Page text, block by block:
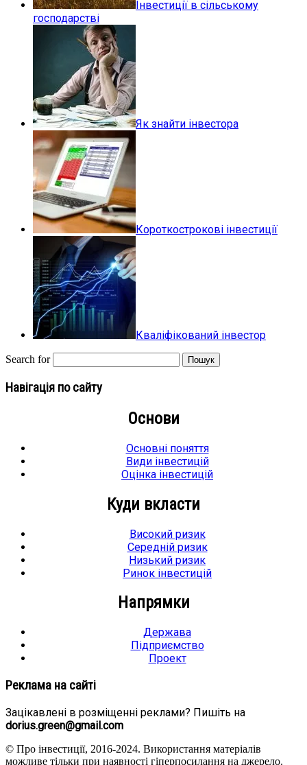
Інвестиції в сільському
господарстві
Як знайти інвестора
Короткострокові інвестиції
Кваліфікований інвестор
Search for
Навігація по сайту
Основи
Основні поняття
Види інвестицій
Оцінка інвестицій
Куди вкласти
Високий ризик
Середній ризик
Низький ризик
Ринок інвестицій
Напрямки
Держава
Підприємство
Проект
Реклама на сайті
Зацікавлені в розміщенні реклами? Пишіть на
dorius.green@gmail.com
© Про інвестиції, 2016-2024. Використання матеріалів
можливе тільки при наявності гіперпосилання на джерело.